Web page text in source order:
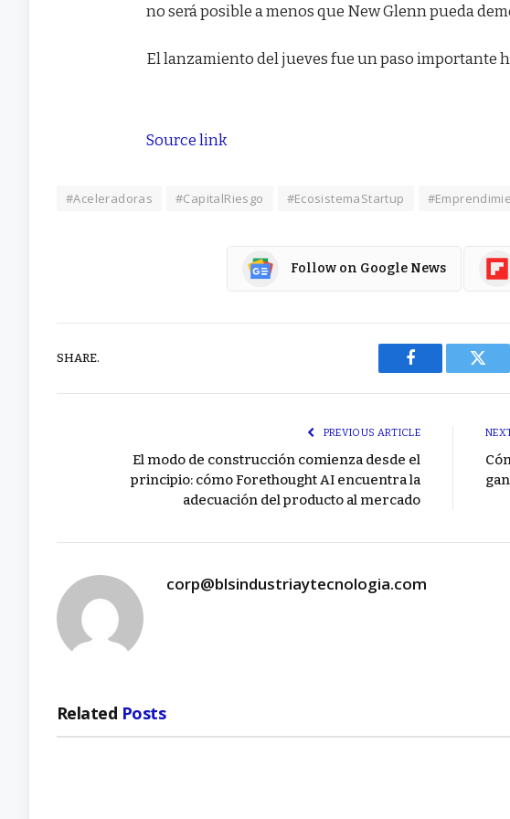
no será posible a menos que New Glenn pueda
El lanzamiento del jueves fue un paso importante
Source link
#Aceleradoras #CapitalRiesgo #EcosistemaStartup
Follow on Google News
SHARE.
Facebook
PREVIOUS ARTICLE
El modo de construcción comienza desde el
principio: cómo Forethought AI encuentra la
adecuación del producto al mercado
corp@blsindustriaytecnologia.com
Related Posts